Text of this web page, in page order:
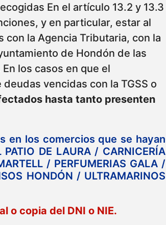
En el artículo 13.2 y 13.3
y en particular, estar al
la Agencia Tributaria, con la
de Hondón de las
los casos en que el
vencidas con la TGSS o
hasta tanto presenten
en los comercios que se hayan
DE LAURA / CARNICERÍA
/ PERFUMERIAS GALA /
HONDÓN / ULTRAMARINOS
o copia del DNI o NIE.